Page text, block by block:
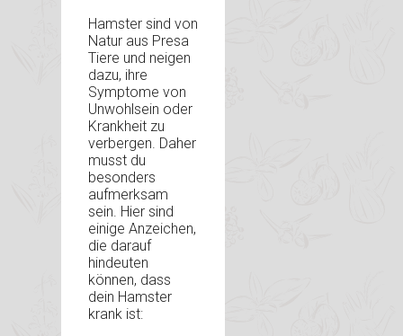
Hamster sind von
Natur aus Presa
Tiere und neigen
dazu, ihre
Symptome von
Unwohlsein oder
Krankheit zu
verbergen. Daher
musst du
besonders
aufmerksam
sein. Hier sind
einige Anzeichen,
die darauf
hindeuten
können, dass
dein Hamster
krank ist: